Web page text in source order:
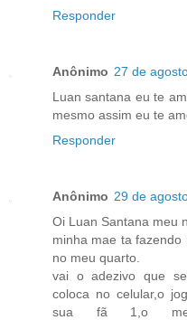
Responder
Anônimo 27 de
Luan santana eu te
mesmo assim eu te
Responder
Anônimo 29 de
Oi Luan Santana meu
minha mae ta
no meu quarto.
vai o adezivo que
coloca no celular,o
sua fã 1,o